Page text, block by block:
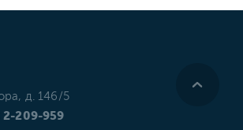
д. 146/5
2-209-959